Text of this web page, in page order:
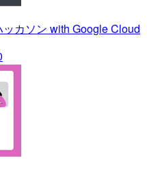
ッカソン with Google Cloud